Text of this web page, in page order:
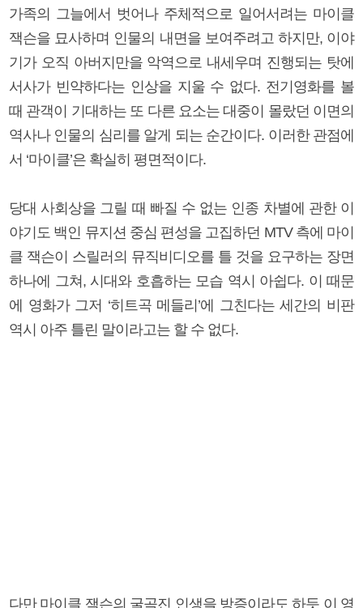
가족의 그늘에서 벗어나 주체적으로 일어서려는 마이클
잭슨을 묘사하며 인물의 내면을 보여주려고 하지만, 이야
기가 오직 아버지만을 악역으로 내세우며 진행되는 탓에
서사가 빈약하다는 인상을 지울 수 없다. 전기영화를 볼
때 관객이 기대하는 또 다른 요소는 대중이 몰랐던 이면의
역사나 인물의 심리를 알게 되는 순간이다. 이러한 관점에
서 ‘마이클’은 확실히 평면적이다.
당대 사회상을 그릴 때 빠질 수 없는 인종 차별에 관한 이
야기도 백인 뮤지션 중심 편성을 고집하던 MTV 측에 마이
클 잭슨이 스릴러의 뮤직비디오를 틀 것을 요구하는 장면
하나에 그쳐, 시대와 호흡하는 모습 역시 아쉽다. 이 때문
에 영화가 그저 ‘히트곡 메들리’에 그친다는 세간의 비판
역시 아주 틀린 말이라고는 할 수 없다.
다만 마이클 잭슨의 굴곡진 인생을 방증이라도 하듯 이 영